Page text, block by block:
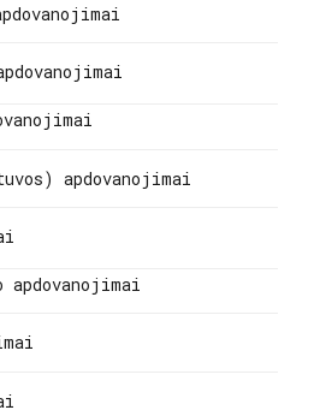
apdovanojimai
apdovanojimai